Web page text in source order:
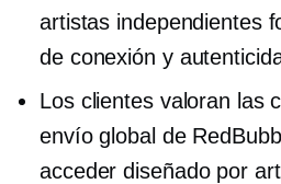
artistas independientes
de conexión y
Los clientes valoran las
envío global de
accederdiseñado por